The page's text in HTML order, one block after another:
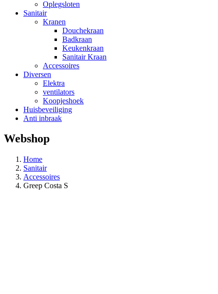
Oplegsloten
Sanitair
Kranen
Douchekraan
Badkraan
Keukenkraan
Sanitair Kraan
Accessoires
Diversen
Elektra
ventilators
Koopjeshoek
Huisbeveiliging
Anti inbraak
Webshop
Home
Sanitair
Accessoires
Greep Costa S